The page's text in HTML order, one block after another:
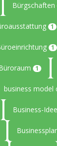
Bürgschaften
1
1
1
business model
Business-Idee